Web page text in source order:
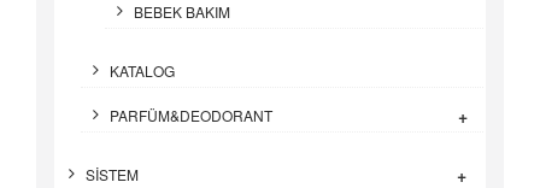
BEBEK BAKIM
KATALOG
PARFÜM&DEODORANT +
SİSTEM +